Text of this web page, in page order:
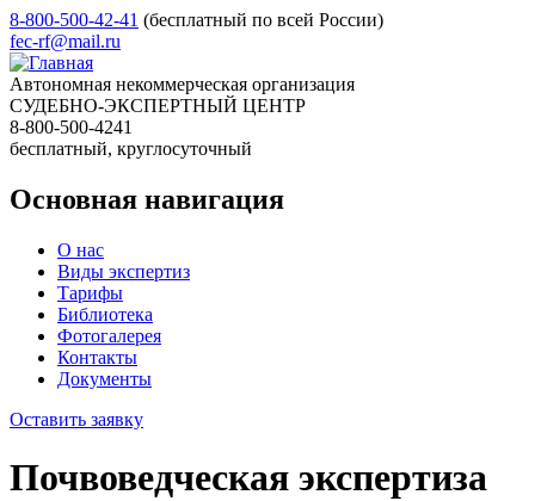
8-800-500-42-41 (бесплатный по всей России)
fec-rf@mail.ru
Автономная некоммерческая организация
СУДЕБНО-ЭКСПЕРТНЫЙ ЦЕНТР
8-800-500-4241
бесплатный, круглосуточный
Основная навигация
О нас
Виды экспертиз
Тарифы
Библиотека
Фотогалерея
Контакты
Документы
Оставить заявку
Почвоведческая экспертиза